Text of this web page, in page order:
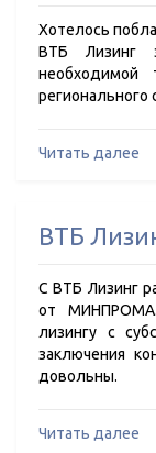
Хотелось
ВТБ Лизинг
необходимой
регионального
Читать далее
ВТБ
С ВТБ Лизинг
от
лизингу с
заключения
довольны.
Читать далее